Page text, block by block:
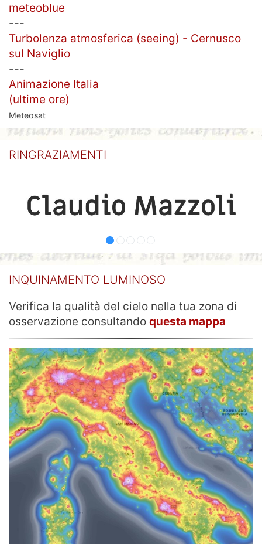
meteoblue
---
Turbolenza atmosferica (seeing) - Cernusco
sul Naviglio
---
Animazione Italia
(ultime ore)
Meteosat
RINGRAZIAMENTI
INQUINAMENTO LUMINOSO
Verifica la qualità del cielo nella tua zona di
osservazione consultando questa mappa